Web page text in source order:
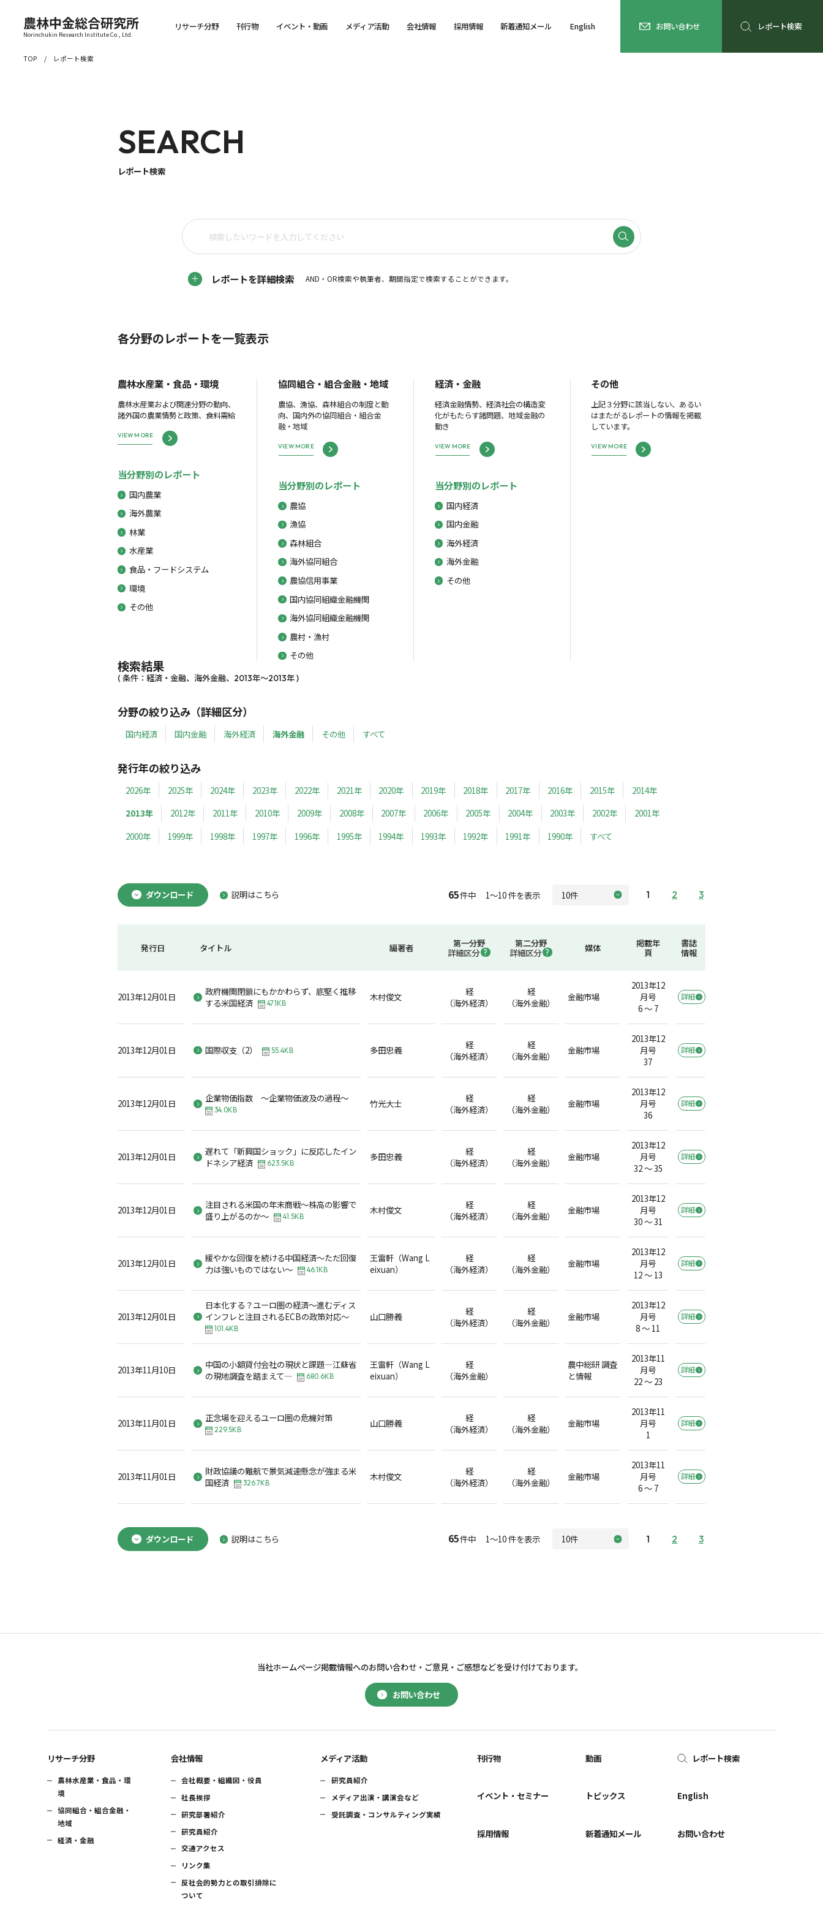
農林中金総合研究所
Norinchukin Research Institute Co., Ltd.
リサーチ分野 刊行物 イベント・動画 メディア活動 会社情報 採用情報 新着通知メール English お問い合わせ レポート検索
TOP レポート検索
SEARCH
レポート検索
レポートを詳細検索 AND・OR検索や執筆者、期間指定で検索することができます。
各分野のレポートを一覧表示
農林水産業・食品・環境
農林水産業および関連分野の動向、
諸外国の農業情勢と政策、食料需給
VIEW MORE
当分野別のレポート
国内農業
海外農業
林業
水産業
食品・フードシステム
環境
その他
協同組合・組合金融・地域
農協、漁協、森林組合の制度と動
向、国内外の協同組合・組合金
融・地域
VIEW MORE
当分野別のレポート
農協
漁協
森林組合
海外協同組合
農協信用事業
国内協同組織金融機関
海外協同組織金融機関
農村・漁村
その他
経済・金融
経済金融情勢、経済社会の構造変
化がもたらす諸問題、地域金融の
動き
VIEW MORE
当分野別のレポート
国内経済
国内金融
海外経済
海外金融
その他
その他
上記３分野に該当しない、あるい
はまたがるレポートの情報を掲載
しています。
VIEW MORE
検索結果
( 条件：経済・金融、海外金融、2013年～2013年 )
分野の絞り込み（詳細区分）
国内経済 国内金融 海外経済 海外金融 その他 すべて
発行年の絞り込み
2026年 2025年 2024年 2023年 2022年 2021年 2020年 2019年 2018年 2017年 2016年 2015年
2014年
2013年
2012年 2011年 2010年 2009年 2008年 2007年 2006年 2005年 2004年 2003年 2002年
2001年
2000年
1999年 1998年 1997年 1996年 1995年 1994年 1993年 1992年 1991年 1990年 すべて
ダウンロード 説明はこちら 65件中 1～10 件を表示 1 2 3
発行日 タイトル 編著者
第一分野
詳細区分
第二分野
詳細区分
媒体
掲載年
頁
書誌
情報
2013年12月01日
政府機関閉鎖にもかかわらず、底堅く推移
する米国経済
47.1KB
木村俊文
経
（海外経済）
経
（海外金融）
金融市場
2013年12
月号
6 ～ 7
詳細
2013年12月01日 国際収支（2） 55.4KB 多田忠義
経
（海外経済）
経
（海外金融）
金融市場
2013年12
月号
37
詳細
2013年12月01日 企業物価指数 ～企業物価波及の過程～
34.0KB
竹光大士
経
（海外経済）
経
（海外金融）
金融市場
2013年12
月号
36
詳細
2013年12月01日
遅れて「新興国ショック」に反応したイン
ドネシア経済
623.5KB
多田忠義
経
（海外経済）
経
（海外金融）
金融市場
2013年12
月号
32 ～ 35
詳細
2013年12月01日
注目される米国の年末商戦～株高の影響で
盛り上がるのか～
41.5KB
木村俊文
経
（海外経済）
経
（海外金融）
金融市場
2013年12
月号
30 ～ 31
詳細
2013年12月01日
緩やかな回復を続ける中国経済～ただ回復
力は強いものではない～
46.1KB
王雷軒（Wang L
eixuan）
経
（海外経済）
経
（海外金融）
金融市場
2013年12
月号
12 ～ 13
詳細
2013年12月01日
日本化する？ユーロ圏の経済～進むディス
インフレと注目されるECBの政策対応～
101.4KB
山口勝義
経
（海外経済）
経
（海外金融）
金融市場
2013年12
月号
8 ～ 11
詳細
2013年11月10日
中国の小額貸付会社の現状と課題―江蘇省
の現地調査を踏まえて―
680.6KB
王雷軒（Wang L
eixuan）
経
（海外金融）
農中総研 調査
と情報
2013年11
月号
22 ～ 23
詳細
2013年11月01日 正念場を迎えるユーロ圏の危機対策
229.5KB
山口勝義
経
（海外経済）
経
（海外金融）
金融市場
2013年11
月号
1
詳細
2013年11月01日
財政協議の難航で景気減速懸念が強まる米
国経済
326.7KB
木村俊文
経
（海外経済）
経
（海外金融）
金融市場
2013年11
月号
6 ～ 7
詳細
ダウンロード 説明はこちら 65件中 1～10 件を表示 1 2 3
お問い合わせ
当社ホームページ掲載情報へのお問い合わせ・ ご意見・ご感想などを受け付けております。
リサーチ分野
農林水産業・食品・環
境
協同組合・組合金融・
地域
経済・金融
会社情報
会社概要・組織図・役員
社長挨拶
研究部署紹介
研究員紹介
交通アクセス
リンク集
反社会的勢力との取引排除に
ついて
メディア活動
研究員紹介
メディア出演・講演会など
受託調査・コンサルティング実績
刊行物
イベント・セミナー
採用情報
動画
トピックス
新着通知メール
レポート検索
English
お問い合わせ